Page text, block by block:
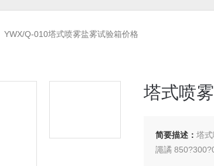
YWX/Q-010塔式喷雾盐雾试验箱价格
塔式喷
简要描述：塔
譝譎